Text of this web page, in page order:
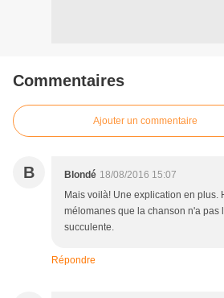
Commentaires
Ajouter un commentaire
B Blondé 18/08/2016 15:07
Mais voilà! Une explication en plus.
mélomanes que la chanson n'a pas
succulente.
Répondre